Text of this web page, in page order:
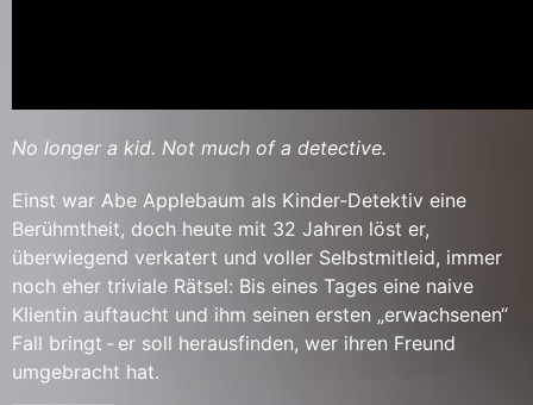
No longer a kid. Not much of a detective.
Einst war Abe Applebaum als Kinder-Detektiv eine
Berühmtheit, doch heute mit 32 Jahren löst er,
überwiegend verkatert und voller Selbstmitleid, immer
noch eher triviale Rätsel: Bis eines Tages eine naive
Klientin auftaucht und ihm seinen ersten „erwachsenen“
Fall bringt - er soll herausfinden, wer ihren Freund
umgebracht hat.